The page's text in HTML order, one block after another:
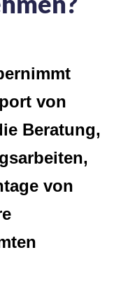
von
Beratung,
von